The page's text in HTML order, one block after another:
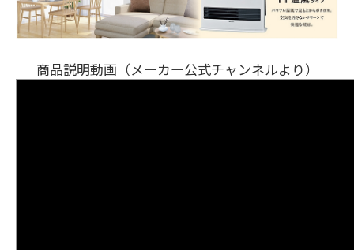
商品説明動画（メーカー公式チャンネルより）